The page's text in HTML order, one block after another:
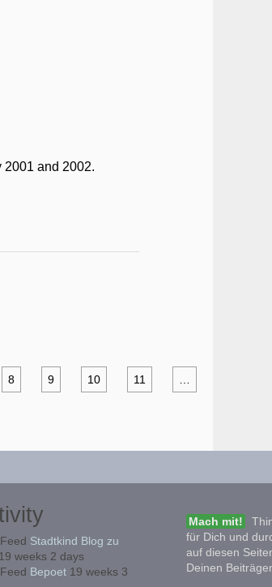
and 2002.
8 9 10 11
Stadtkind Blog zu
weeks 2 days
Bepoet19 weeks 3
Mach mit!
für Dich und
auf diesen
Deinen